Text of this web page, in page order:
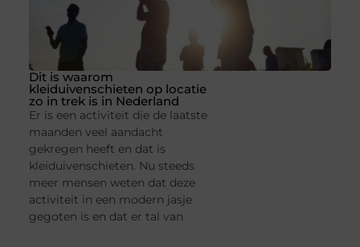
Dit is waarom
kleiduivenschieten op locatie
zo in trek is in Nederland
Er is een activiteit die de laatste
maanden veel aandacht
gekregen heeft en dat is
kleiduivenschieten. Nu steeds
meer mensen weten dat deze
activiteit in een modern jasje
gegoten is en dat er tal van